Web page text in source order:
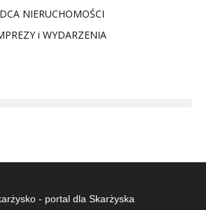
NIERUCHOMOŚCI
i WYDARZENIA